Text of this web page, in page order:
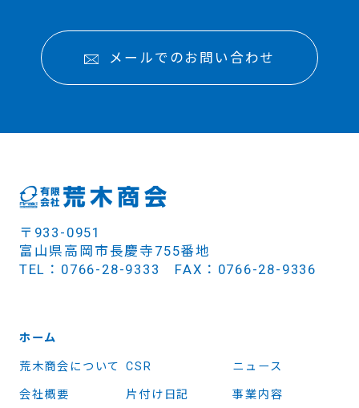
メールでのお問い合わせ
〒933-0951
富山県高岡市長慶寺755番地
TEL：0766-28-9333 FAX：0766-28-9336
ホーム
荒木商会について CSR ニュース
会社概要 片付け日記 事業内容